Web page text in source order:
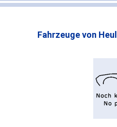
Fahrzeuge von